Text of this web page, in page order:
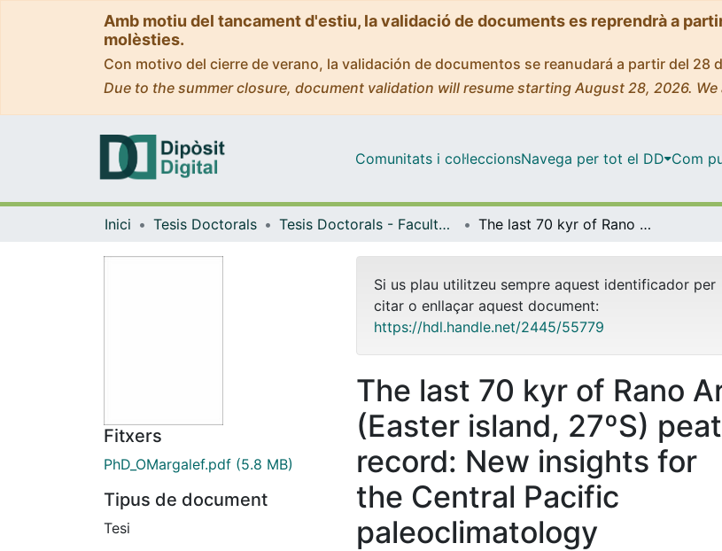
Amb motiu del tancament d'estiu, la validació de documents es reprendrà a
molèsties.
Con motivo del cierre de verano, la validación de documentos se reanudará a partir del 28
Due to the summer closure, document validation will resume starting August 28, 2026.
Comunitats i col·leccionsNavega per tot el DD Com
Inici Tesis Doctorals Tesis Doctorals - Facultat - Ciències de la Terra The last 70 kyr of Rano Aroi (Easter island, 27ºS) peat record: New insights for the Central Pacific paleoclimatology
Fitxers
PhD_OMargalef.pdf (5.8 MB)
Tipus de document
Tesi
Si us plau utilitzeu sempre aquest identificador per
citar o enllaçar aquest document:
https://hdl.handle.net/2445/55779
The last 70 kyr of Rano
(Easter island, 27ºS) peat
record: New insights for
the Central Pacific
paleoclimatology